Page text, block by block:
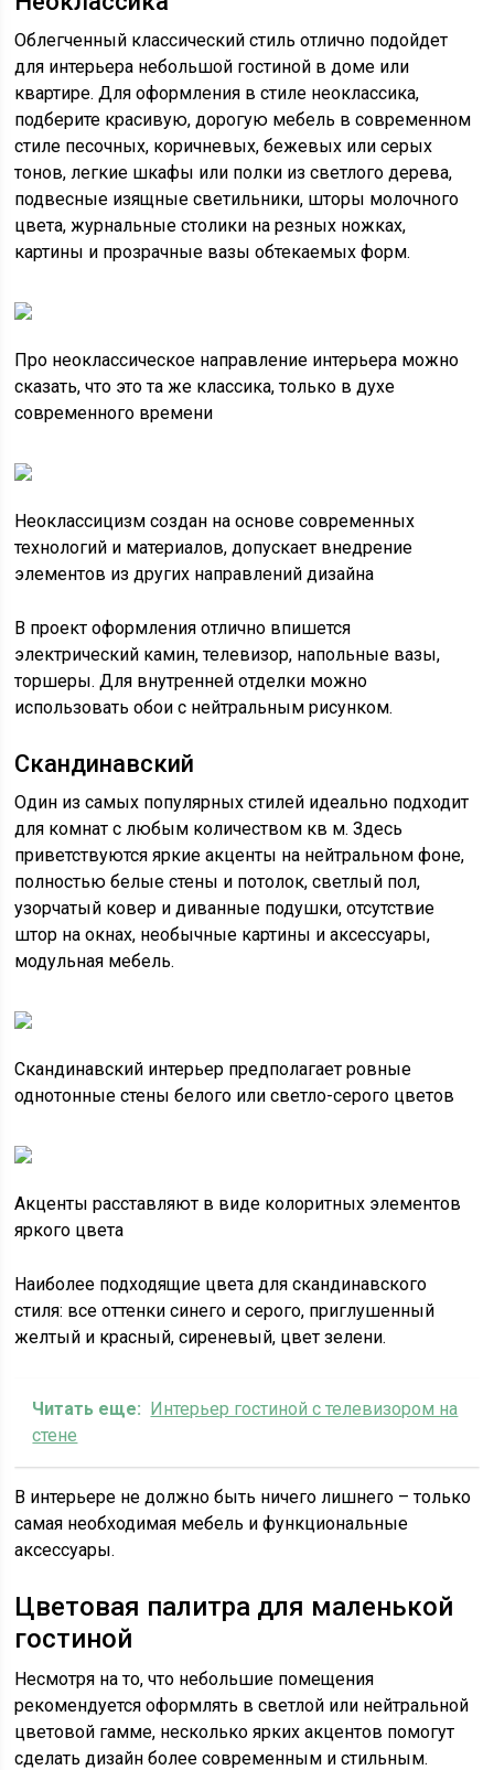
Облегченный классический стиль отлично подойдет
для интерьера небольшой гостиной в доме или
квартире. Для оформления в стиле неоклассика,
подберите красивую, дорогую мебель в современном
стиле песочных, коричневых, бежевых или серых
тонов, легкие шкафы или полки из светлого дерева,
подвесные изящные светильники, шторы молочного
цвета, журнальные столики на резных ножках,
картины и прозрачные вазы обтекаемых форм.
Про неоклассическое направление интерьера можно
сказать, что это та же классика, только в духе
современного времени
Неоклассицизм создан на основе современных
технологий и материалов, допускает внедрение
элементов из других направлений дизайна
В проект оформления отлично впишется
электрический камин, телевизор, напольные вазы,
торшеры. Для внутренней отделки можно
использовать обои с нейтральным рисунком.
Скандинавский
Один из самых популярных стилей идеально подходит
для комнат с любым количеством кв м. Здесь
приветствуются яркие акценты на нейтральном фоне,
полностью белые стены и потолок, светлый пол,
узорчатый ковер и диванные подушки, отсутствие
штор на окнах, необычные картины и аксессуары,
модульная мебель.
Скандинавский интерьер предполагает ровные
однотонные стены белого или светло-серого цветов
Акценты расставляют в виде колоритных элементов
яркого цвета
Наиболее подходящие цвета для скандинавского
стиля: все оттенки синего и серого, приглушенный
желтый и красный, сиреневый, цвет зелени.
Читать еще: Интерьер гостиной с телевизором на
стене
В интерьере не должно быть ничего лишнего – только
самая необходимая мебель и функциональные
аксессуары.
Цветовая палитра для маленькой
гостиной
Несмотря на то, что небольшие помещения
рекомендуется оформлять в светлой или нейтральной
цветовой гамме, несколько ярких акцентов помогут
сделать дизайн более современным и стильным.